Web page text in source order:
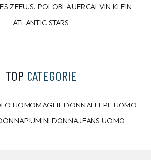
ZEEU.S. POLOBLAUERCALVIN KLEIN
ATLANTIC STARS
TOP CATEGORIE
UOMOMAGLIE DONNAFELPE UOMO
PIUMINI DONNAJEANS UOMO